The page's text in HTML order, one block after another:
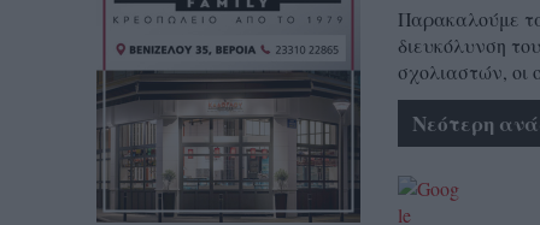
Παρακαλούμε
διευκόλυνση
σχολιαστών, οι
Νεότερη